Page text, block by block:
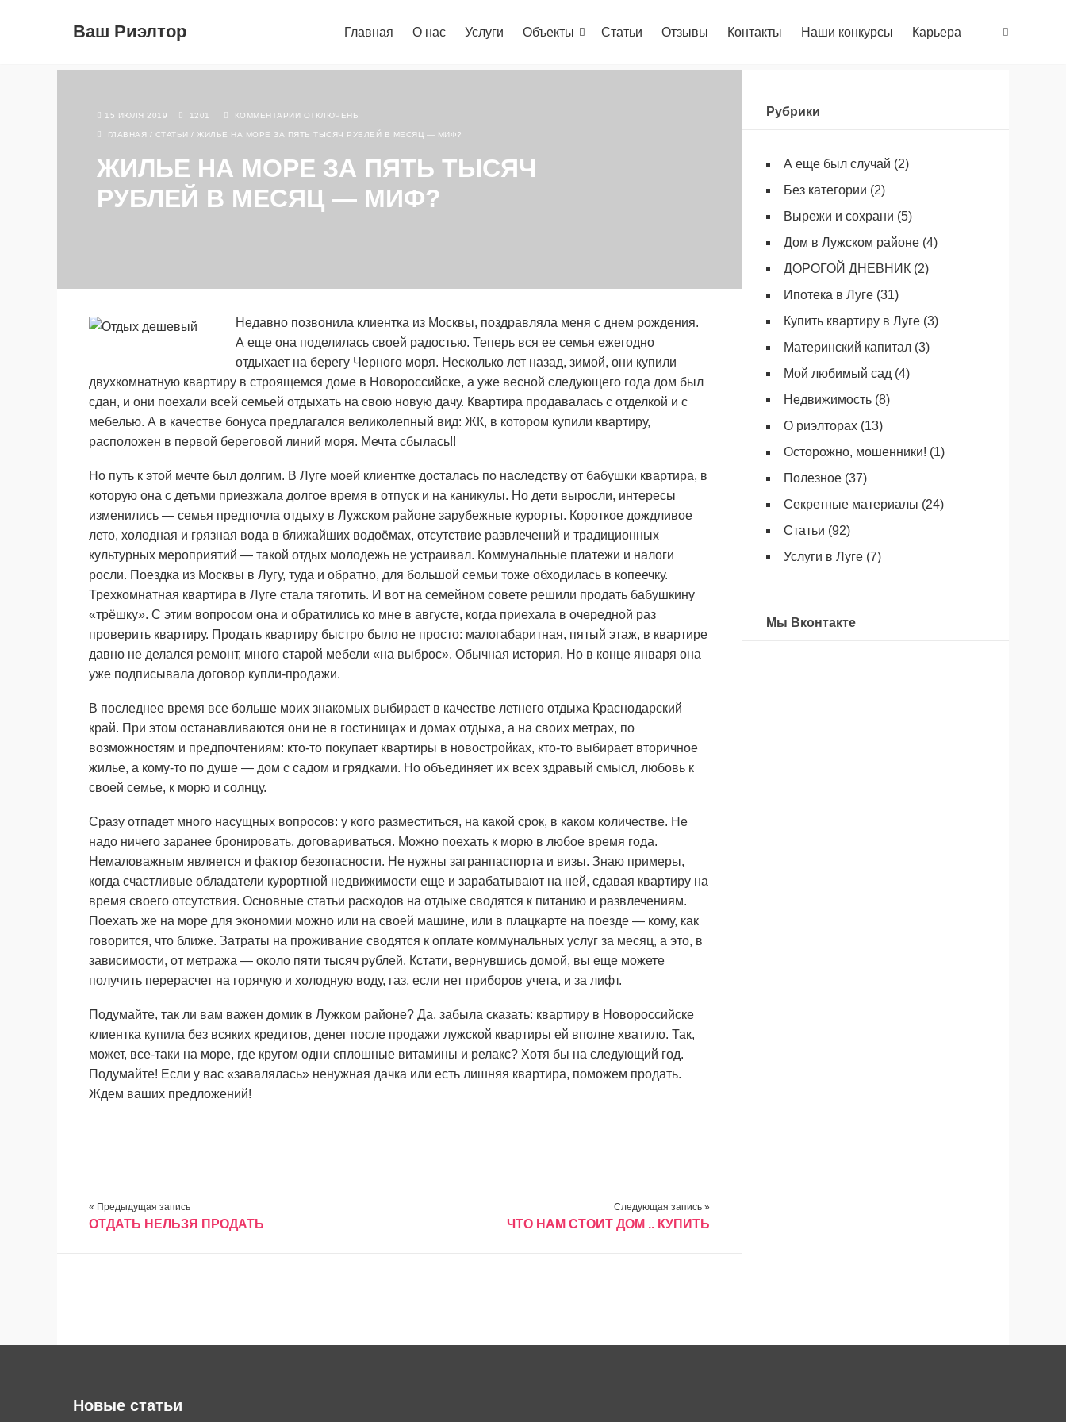
Ваш Риэлтор Главная О нас Услуги Объекты Статьи Отзывы Контакты Наши конкурсы Карьера
15 ИЮЛЯ 2019 1201 КОММЕНТАРИИ ОТКЛЮЧЕНЫ
ГЛАВНАЯ / СТАТЬИ / ЖИЛЬЕ НА МОРЕ ЗА ПЯТЬ ТЫСЯЧ РУБЛЕЙ В МЕСЯЦ — МИФ?
ЖИЛЬЕ НА МОРЕ ЗА ПЯТЬ ТЫСЯЧ
РУБЛЕЙ В МЕСЯЦ — МИФ?
Недавно позвонила клиентка из Москвы, поздравляла меня с днем рождения.
А еще она поделилась своей радостью. Теперь вся ее семья ежегодно
отдыхает на берегу Черного моря. Несколько лет назад, зимой, они купили
двухкомнатную квартиру в строящемся доме в Новороссийске, а уже весной следующего года дом был
сдан, и они поехали всей семьей отдыхать на свою новую дачу. Квартира продавалась с отделкой и с
мебелью. А в качестве бонуса предлагался великолепный вид: ЖК, в котором купили квартиру,
расположен в первой береговой линий моря. Мечта сбылась!!
Но путь к этой мечте был долгим. В Луге моей клиентке досталась по наследству от бабушки квартира, в
которую она с детьми приезжала долгое время в отпуск и на каникулы. Но дети выросли, интересы
изменились — семья предпочла отдыху в Лужском районе зарубежные курорты. Короткое дождливое
лето, холодная и грязная вода в ближайших водоёмах, отсутствие развлечений и традиционных
культурных мероприятий — такой отдых молодежь не устраивал. Коммунальные платежи и налоги
росли. Поездка из Москвы в Лугу, туда и обратно, для большой семьи тоже обходилась в копеечку.
Трехкомнатная квартира в Луге стала тяготить. И вот на семейном совете решили продать бабушкину
«трёшку». С этим вопросом она и обратились ко мне в августе, когда приехала в очередной раз
проверить квартиру. Продать квартиру быстро было не просто: малогабаритная, пятый этаж, в квартире
давно не делался ремонт, много старой мебели «на выброс». Обычная история. Но в конце января она
уже подписывала договор купли-продажи.
В последнее время все больше моих знакомых выбирает в качестве летнего отдыха Краснодарский
край. При этом останавливаются они не в гостиницах и домах отдыха, а на своих метрах, по
возможностям и предпочтениям: кто-то покупает квартиры в новостройках, кто-то выбирает вторичное
жилье, а кому-то по душе — дом с садом и грядками. Но объединяет их всех здравый смысл, любовь к
своей семье, к морю и солнцу.
Сразу отпадет много насущных вопросов: у кого разместиться, на какой срок, в каком количестве. Не
надо ничего заранее бронировать, договариваться. Можно поехать к морю в любое время года.
Немаловажным является и фактор безопасности. Не нужны загранпаспорта и визы. Знаю примеры,
когда счастливые обладатели курортной недвижимости еще и зарабатывают на ней, сдавая квартиру на
время своего отсутствия. Основные статьи расходов на отдыхе сводятся к питанию и развлечениям.
Поехать же на море для экономии можно или на своей машине, или в плацкарте на поезде — кому, как
говорится, что ближе. Затраты на проживание сводятся к оплате коммунальных услуг за месяц, а это, в
зависимости, от метража — около пяти тысяч рублей. Кстати, вернувшись домой, вы еще можете
получить перерасчет на горячую и холодную воду, газ, если нет приборов учета, и за лифт.
Подумайте, так ли вам важен домик в Лужком районе? Да, забыла сказать: квартиру в Новороссийске
клиентка купила без всяких кредитов, денег после продажи лужской квартиры ей вполне хватило. Так,
может, все-таки на море, где кругом одни сплошные витамины и релакс? Хотя бы на следующий год.
Подумайте! Если у вас «завалялась» ненужная дачка или есть лишняя квартира, поможем продать.
Ждем ваших предложений!
« Предыдущая запись
ОТДАТЬ НЕЛЬЗЯ ПРОДАТЬ
Следующая запись »
ЧТО НАМ СТОИТ ДОМ .. КУПИТЬ
Рубрики
А еще был случай (2)
Без категории (2)
Вырежи и сохрани (5)
Дом в Лужском районе (4)
ДОРОГОЙ ДНЕВНИК (2)
Ипотека в Луге (31)
Купить квартиру в Луге (3)
Материнский капитал (3)
Мой любимый сад (4)
Недвижимость (8)
О риэлторах (13)
Осторожно, мошенники! (1)
Полезное (37)
Секретные материалы (24)
Статьи (92)
Услуги в Луге (7)
Мы Вконтакте
Новые статьи